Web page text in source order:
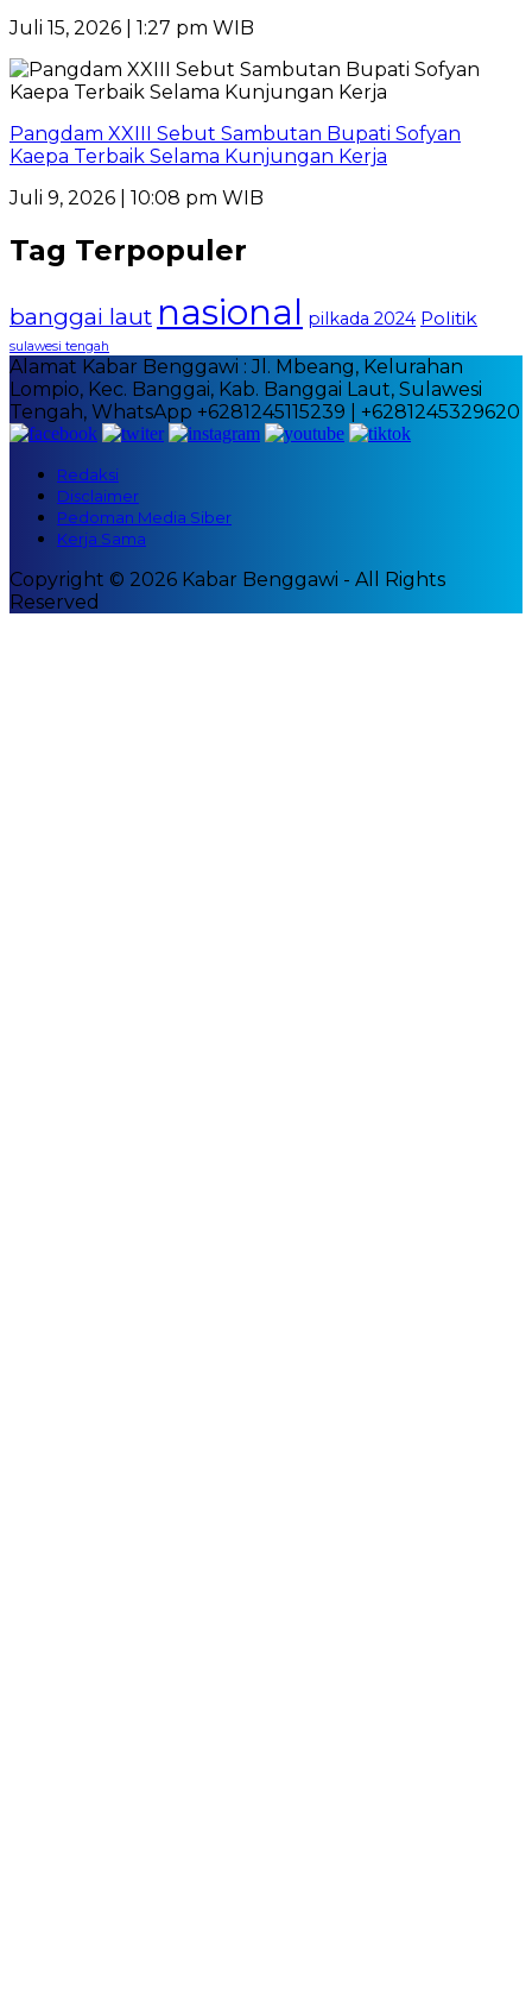
Juli 15, 2026 | 1:27 pm WIB
Pangdam XXIII Sebut Sambutan Bupati Sofyan
Kaepa Terbaik Selama Kunjungan Kerja
Juli 9, 2026 | 10:08 pm WIB
Tag Terpopuler
banggai laut nasional pilkada 2024 Politik
sulawesi tengah
Alamat Kabar Benggawi : Jl. Mbeang, Kelurahan
Lompio, Kec. Banggai, Kab. Banggai Laut, Sulawesi
Tengah, WhatsApp +6281245115239 | +6281245329620
Redaksi
Disclaimer
Pedoman Media Siber
Kerja Sama
Copyright © 2026 Kabar Benggawi - All Rights
Reserved